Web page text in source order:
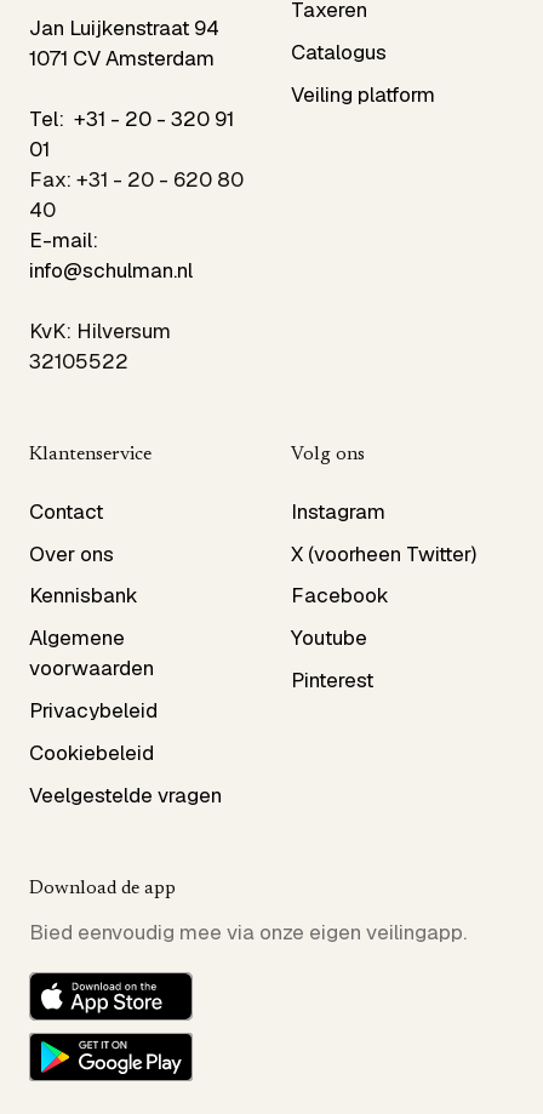
Jan Luijkenstraat 94
1071 CV Amsterdam
Tel: +31 - 20 - 320 91
01
Fax: +31 - 20 - 620 80
40
E-mail:
info@schulman.nl
KvK: Hilversum
32105522
Taxeren
Catalogus
Veiling platform
Klantenservice
Contact
Over ons
Kennisbank
Algemene
voorwaarden
Privacybeleid
Cookiebeleid
Veelgestelde vragen
Volg ons
Instagram
X (voorheen Twitter)
Facebook
Youtube
Pinterest
Download de app
Bied eenvoudig mee via onze eigen veilingapp.